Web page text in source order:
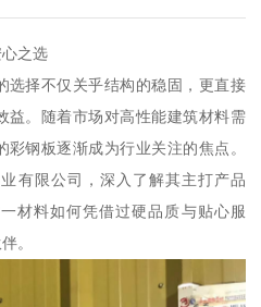
之选
选择不仅关乎结构的稳固，更直接
益。随着市场对高性能建筑材料需
钢板逐渐成为行业关注的焦点。
有限公司，深入了解其主打产品
材料如何凭借过硬品质与贴心服
。